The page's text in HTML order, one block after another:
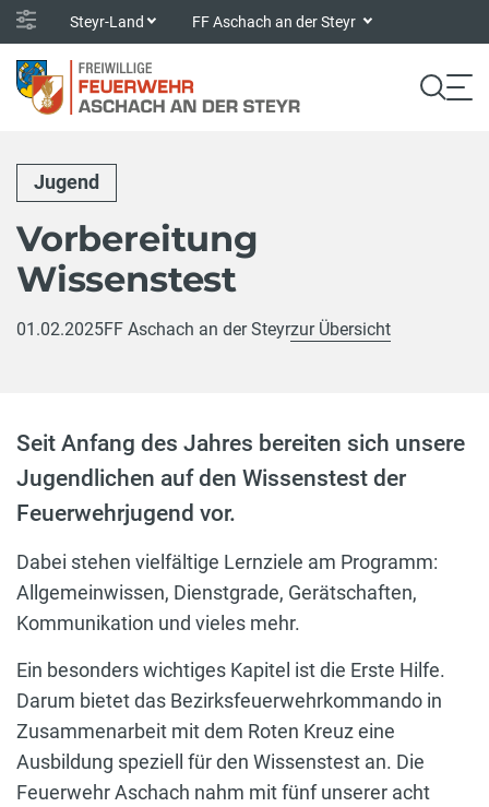
Steyr-Land FF Aschach an der Steyr
Jugend
Vorbereitung
Wissenstest
01.02.2025FF Aschach an der Steyrzur Übersicht
Seit Anfang des Jahres bereiten sich unsere
Jugendlichen auf den Wissenstest der
Feuerwehrjugend vor.
Dabei stehen vielfältige Lernziele am Programm:
Allgemeinwissen, Dienstgrade, Gerätschaften,
Kommunikation und vieles mehr.
Ein besonders wichtiges Kapitel ist die Erste Hilfe.
Darum bietet das Bezirksfeuerwehrkommando in
Zusammenarbeit mit dem Roten Kreuz eine
Ausbildung speziell für den Wissenstest an. Die
Feuerwehr Aschach nahm mit fünf unserer acht